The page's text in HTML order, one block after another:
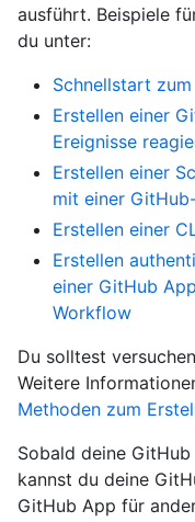
ausführt. Beispiele
du unter:
Schnellstart
Erstellen einer
Ereignisse
Erstellen einer
mit einer
Erstellen einer
Erstellen
einer GitHub
Workflow
Du solltest
Weitere
Methoden zum
Sobald deine
kannst du deine
GitHub App für